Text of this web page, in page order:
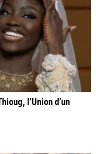
l’Union d’un